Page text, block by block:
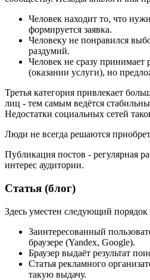
Человек находит то, что
формируется заявка.
Человеку не понравился
раздумий.
Человек не сразу принимает
(оказании услуги), но
Третья категория привлекает
лиц - тем самым ведётся
Недостатки социальных сетей
Люди не всегда решаются
Публикация постов - регулярная
интерес аудитории.
Статья (блог)
Здесь уместен следующий порядок
Заинтересованный
браузере (Yandex, Google).
Браузер выдаёт результат
Статья рекламного
такую выдачу.